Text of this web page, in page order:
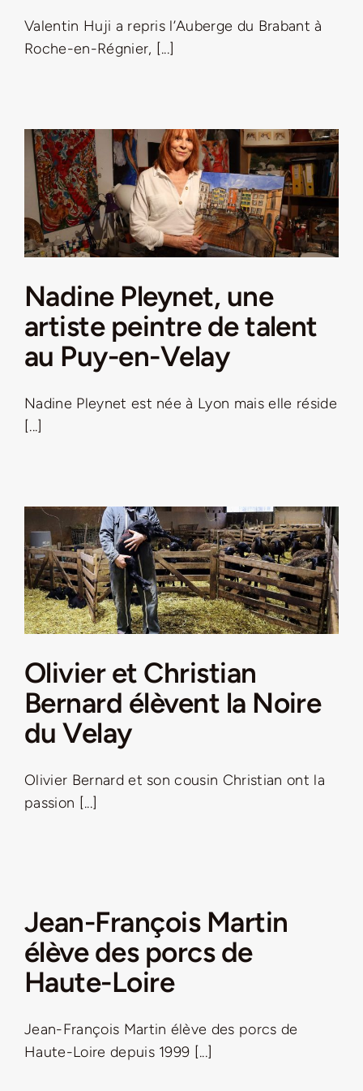
LA ROUTE DES PRODUCTEURS
Rechercher:
Nouveau Magazine EnVelay
Jeu concours – Gagnez votre bûche de Noël 2025
Valentin Huji a repris l’Auberge du Brabant à
Roche-en-Régnier, [...]
Nadine Pleynet, une
artiste peintre de talent
au Puy-en-Velay
Nadine Pleynet est née à Lyon mais elle réside
[...]
Olivier et Christian
Bernard élèvent la Noire
du Velay
Olivier Bernard et son cousin Christian ont la
passion [...]
Jean-François Martin
élève des porcs de
Haute-Loire
Jean-François Martin élève des porcs de
Haute-Loire depuis 1999 [...]